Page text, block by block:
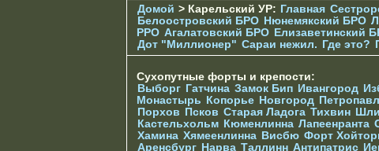
Домой > Карельский УР: Главная
Белоостровский БРО Нюнемякский БРО
РРО Агалатовский БРО Елизаветинcкий
Дот "Миллионер" Сараи нежил. Где это?
Сухопутные форты и крепости:
Выборг Гатчина Замок Бип Ивангород
Монастырь
Копорье Новгород
Порхов
Псков Старая Ладога Тихвин
Кастельхольм Кюменлинна Лапеенранта
Хамина Хямеенлинна Висбю Форт
Аренсбург Нарва Таллинн Антипатрис